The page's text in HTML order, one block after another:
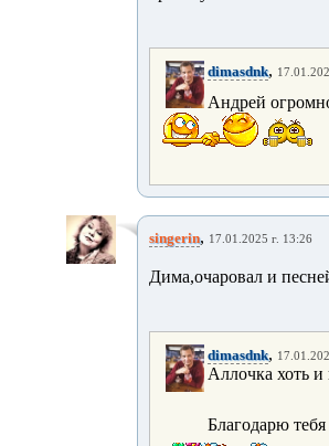
dimasdnk,
Андрей
singerin, 17.01.2025 г. 13:26
Дима,очаровал и
dimasdnk,
Аллочка хоть и
Благодарю